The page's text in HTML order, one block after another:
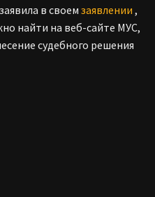
заявила в своем заявлении ,
найти на веб-сайте МУС,
судебного решения